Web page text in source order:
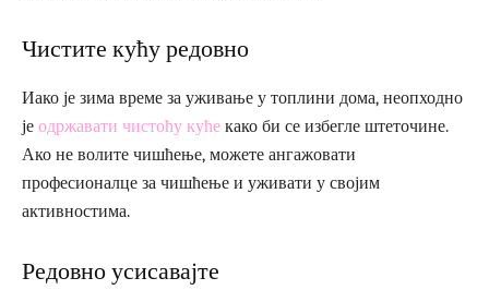
Чистите кућу редовно
Иако је зима време за уживање у топлини дома, неопходно
је одржавати чистоћу куће како би се избегле штеточине.
Ако не волите чишћење, можете ангажовати
професионалце за чишћење и уживати у својим
активностима.
Редовно усисавајте